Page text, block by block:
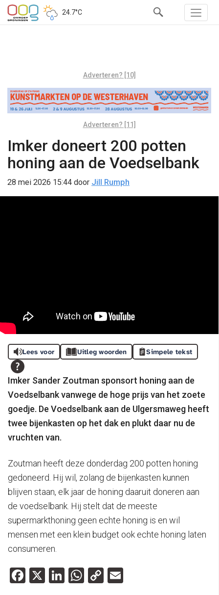
24.7°C
Adverteren? [10]
Adverteren? [11]
Imker doneert 200 potten
honing aan de Voedselbank
28 mei 2026 15:44 door Jill Rumph
Lees voor Uitleg woorden Simpele tekst
Imker Sander Zoutman sponsort honing aan de
Voedselbank vanwege de hoge prijs van het zoete
goedje. De Voedselbank aan de Ulgersmaweg heeft
twee bijenkasten op het dak en plukt daar nu de
vruchten van.
Zoutman heeft deze donderdag 200 potten honing
gedoneerd. Hij wil, zolang de bijenkasten kunnen
blijven staan, elk jaar de honing daaruit doneren aan
de voedselbank. Hij stelt dat de meeste
supermarkthoning geen echte honing is en wil
mensen met een klein budget ook echte honing laten
consumeren.
Facebook
X LinkedIn
WhatsApp
Copy